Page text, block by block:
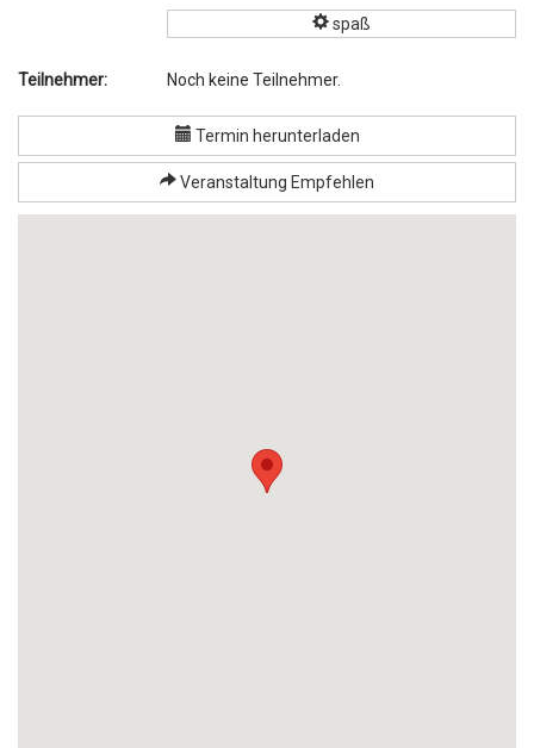
spaß
Teilnehmer: Noch keine Teilnehmer.
Termin herunterladen
Veranstaltung Empfehlen